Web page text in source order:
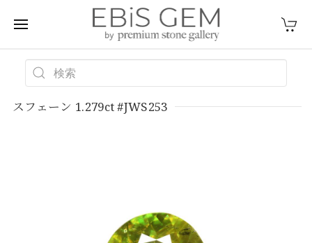
スフェーン 1.279ct #JWS253